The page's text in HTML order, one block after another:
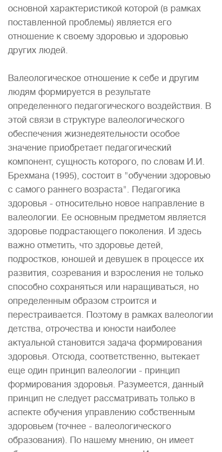
основной характеристикой которой (в рамках
поставленной проблемы) является его
отношение к своему здоровью и здоровью
других людей.
Валеологическое отношение к себе и другим
людям формируется в результате
определенного педагогического воздействия. В
этой связи в структуре валеологического
обеспечения жизнедеятельности особое
значение приобретает педагогический
компонент, сущность которого, по словам И.И.
Брехмана (1995), состоит в "обучении здоровью
с самого раннего возраста". Педагогика
здоровья - относительно новое направление в
валеологии. Ее основным предметом является
здоровье подрастающего поколения. И здесь
важно отметить, что здоровье детей,
подростков, юношей и девушек в процессе их
развития, созревания и взросления не только
способно сохраняться или наращиваться, но
определенным образом строится и
перестраивается. Поэтому в рамках валеологии
детства, отрочества и юности наиболее
актуальной становится задача формирования
здоровья. Отсюда, соответственно, вытекает
еще один принцип валеологии - принцип
формирования здоровья. Разумеется, данный
принцип не следует рассматривать только в
аспекте обучения управлению собственным
здоровьем (точнее - валеологического
образования). По нашему мнению, он имеет